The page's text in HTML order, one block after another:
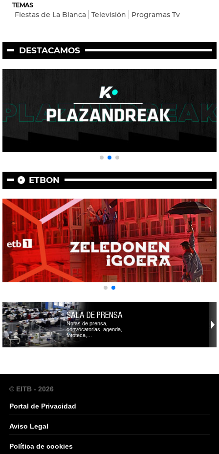
TEMAS
Fiestas de La Blanca Televisión Programas Tv
DESTACAMOS
ETBON
SALA DE PRENSA
Notas de prensa,
convocatorias, agenda,
fototeca,…
© EITB - 2026
Portal de Privacidad
Aviso Legal
Política de cookies